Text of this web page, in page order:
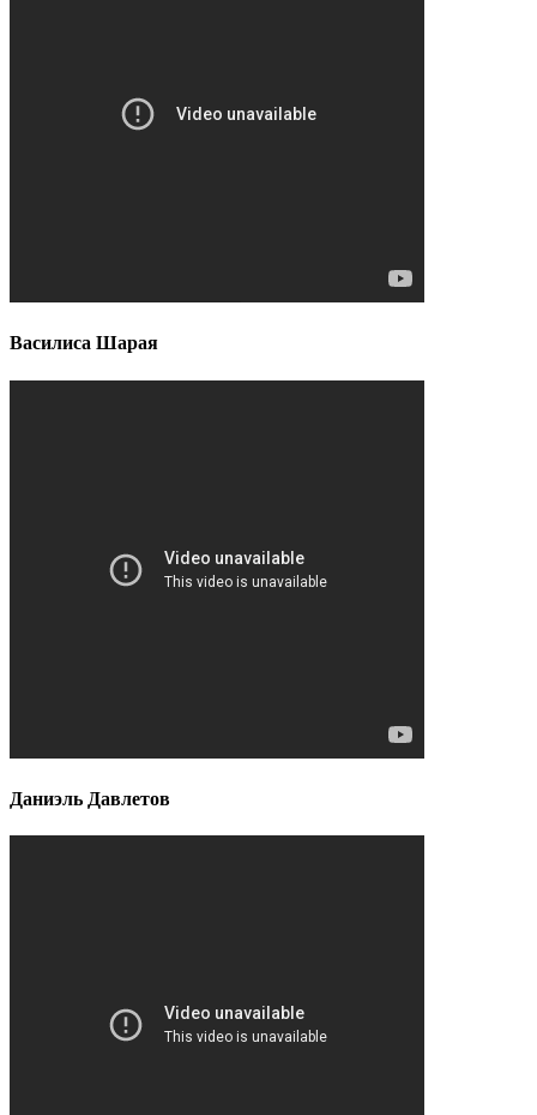
Василиса Шарая
Даниэль Давлетов